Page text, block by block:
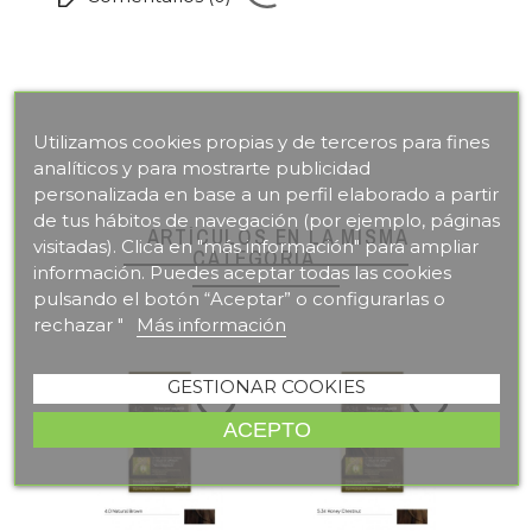
Utilizamos cookies propias y de terceros para fines
analíticos y para mostrarte publicidad
personalizada en base a un perfil elaborado a partir
de tus hábitos de navegación (por ejemplo, páginas
visitadas). Clica en "más información" para ampliar
información. Puedes aceptar todas las cookies
pulsando el botón “Aceptar” o configurarlas o
rechazar "
Más información
GESTIONAR COOKIES
ACEPTO
ARTÍCULOS EN LA MISMA
CATEGORÍA
favorite_border favorite_border